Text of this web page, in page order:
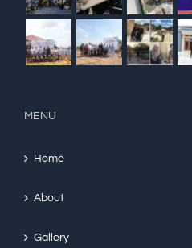
MENU
Home
About
Gallery